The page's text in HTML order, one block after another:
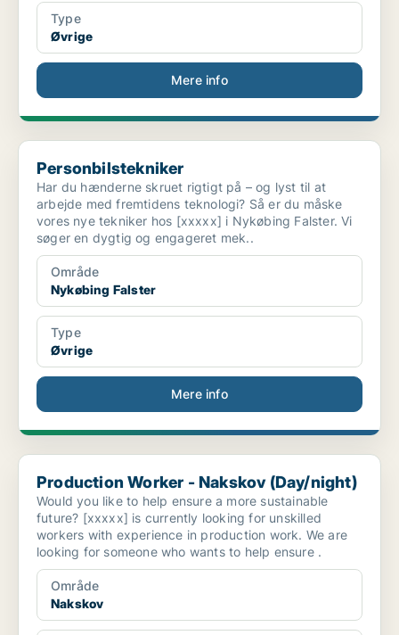
Type
Øvrige
Mere info
Personbilstekniker
Personbilstekniker
Har du hænderne skruet rigtigt på – og lyst til at
arbejde med fremtidens teknologi? Så er du måske
vores nye tekniker hos [xxxxx] i Nykøbing Falster. Vi
søger en dygtig og engageret mek..
Område
Nykøbing Falster
Type
Øvrige
Mere info
Production Worker - Nakskov (Day/night)
Production Worker - Nakskov (Day/night)
Would you like to help ensure a more sustainable
future? [xxxxx] is currently looking for unskilled
workers with experience in production work. We are
looking for someone who wants to help ensure .
Område
Nakskov